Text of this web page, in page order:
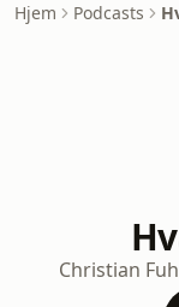
Hjem Podcasts
Christian